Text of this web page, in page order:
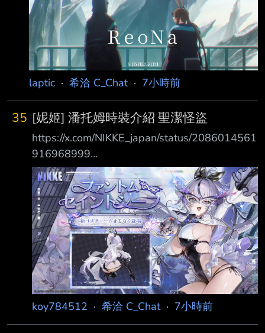
laptic · 希洽 C_Chat· 7小時前
35 [妮姬] 潘托姆時裝介紹 聖潔怪盜
https://x.com/NIKKE_japan/status/2086014561
916968999
https://pbs.twimg.com/media/HPIMpIbb0AAxb
64.jpg 【コスチューム紹介】 ファントム(CV：
平田宏美)の特別コスチュームがまもなく登場
指揮官の皆さま、どうぞお楽しみに ◆コスチ
ューム名 セイントシーフ ◆獲得可能期間 8月
13日メンテナンス後～9月10日04:59
https://i.meee.com.tw/2ec0QZB.png 【時裝登場
預告】 白天的
koy784512 · 希洽 C_Chat· 7小時前